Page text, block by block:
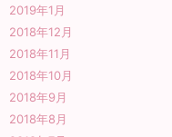
2019年1月
2018年12月
2018年11月
2018年10月
2018年9月
2018年8月